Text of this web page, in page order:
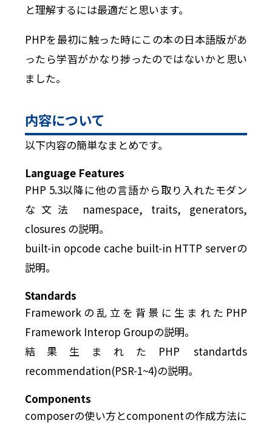
と理解するには最適だと思います。
PHPを最初に触った時にこの本の日本語版があ
ったら学習がかなり捗ったのではないかと思い
ました。
内容について
以下内容の簡単なまとめです。
Language Features
PHP 5.3以降に他の言語から取り入れたモダン
な文法 namespace, traits, generators,
closures の説明。
built-in opcode cache built-in HTTP serverの
説明。
Standards
Frameworkの乱立を背景に生まれたPHP
Framework Interop Groupの説明。
結果生まれたPHP standartds
recommendation(PSR-1~4)の説明。
Components
composerの使い方とcomponentの作成方法に